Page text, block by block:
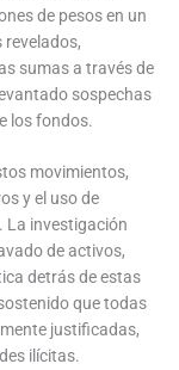
de pesos en un
revelados,
sumas a través de
sospechas
los fondos.
movimientos,
y el uso de
La investigación
de activos,
detrás de estas
que todas
justificadas,
ilícitas.